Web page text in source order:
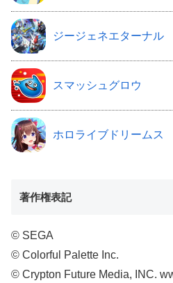
ジージェネエターナル
スマッシュグロウ
ホロライブドリームス
著作権表記
© SEGA
© Colorful Palette Inc.
© Crypton Future Media, INC.